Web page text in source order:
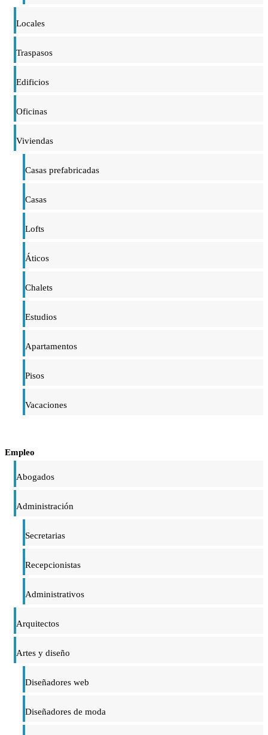
Locales
Traspasos
Edificios
Oficinas
Viviendas
Casas prefabricadas
Casas
Lofts
Áticos
Chalets
Estudios
Apartamentos
Pisos
Vacaciones
Empleo
Abogados
Administración
Secretarias
Recepcionistas
Administrativos
Arquitectos
Artes y diseño
Diseñadores web
Diseñadores de moda